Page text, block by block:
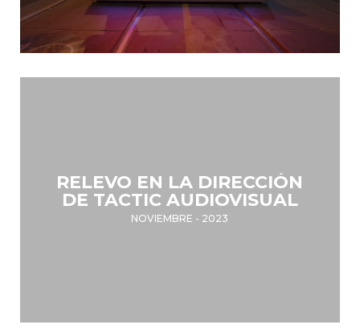
RELEVO EN LA DIRECCIÓN
DE TACTIC AUDIOVISUAL
NOVIEMBRE - 2023